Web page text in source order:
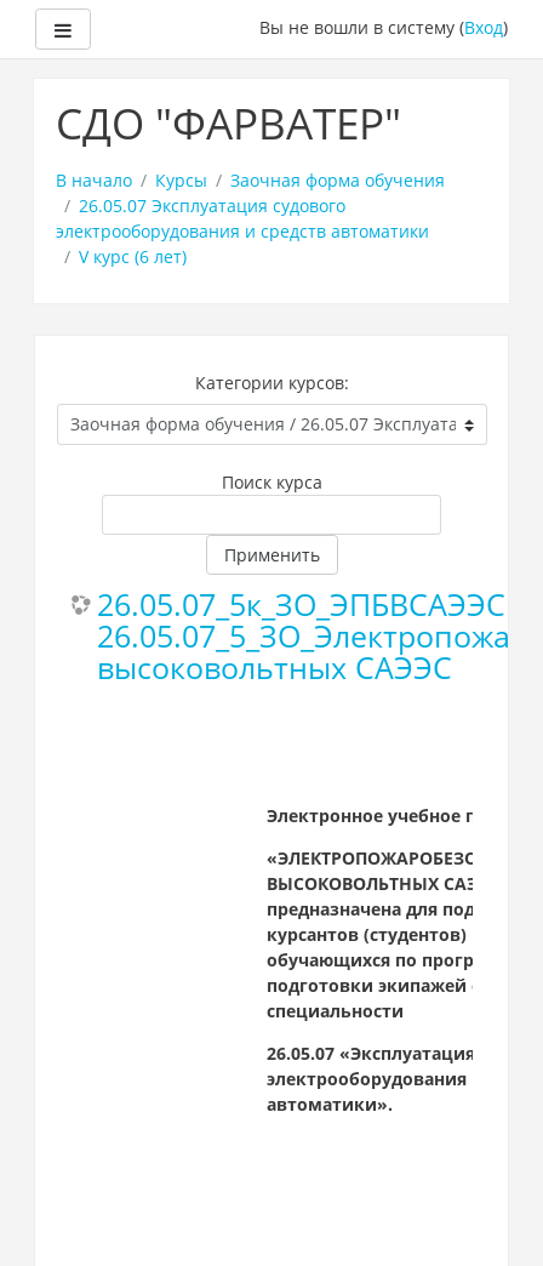
основному
содержанию
Вы не вошли в систему (Вход)
СДО "ФАРВАТЕР"
В начало Курсы
Заочная форма обучения
26.05.07 Эксплуатация судового
электрооборудования и средств автоматики
V курс (6 лет)
Категории курсов:
Поиск курса
Применить
26.05.07_5к_ЗО_ЭПБВСАЭЭС
высоковольтных САЭЭС
Электронное учебное пособие
ВЫСОКОВОЛЬТНЫХ САЭЭС»
предназначена для
курсантов (студентов)
обучающихся по программам
подготовки экипажей судов
специальности
26.05.07 «Эксплуатация
электрооборудования и
автоматики».